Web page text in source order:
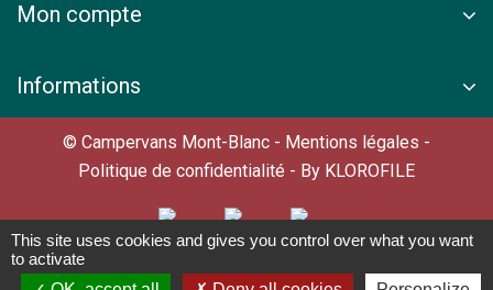
Mon compte
Informations
© Campervans Mont-Blanc - Mentions légales -
Politique de confidentialité - By KLOROFILE
This site uses cookies and gives you control over what you want
to activate